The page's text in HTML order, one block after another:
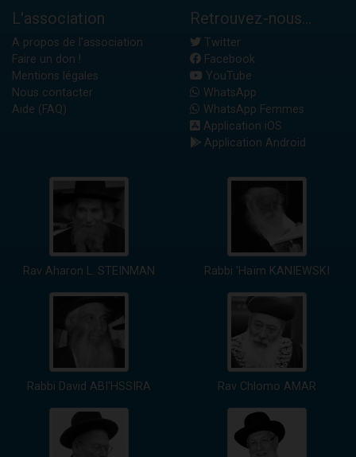
L'association
A propos de l'association
Faire un don !
Mentions légales
Nous contacter
Aide (FAQ)
Retrouvez-nous...
Twitter
Facebook
YouTube
WhatsApp
WhatsApp Femmes
Application iOS
Application Android
Rav Aharon L. STEINMAN Rabbi 'Haïm KANIEWSKI
Rabbi David ABI'HSSIRA Rav Chlomo AMAR